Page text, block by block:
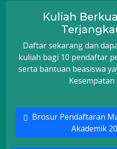
Kuliah
Daftar sekarang dan
kuliah bagi 10 pendaftar
serta bantuan beasiswa
Akademik